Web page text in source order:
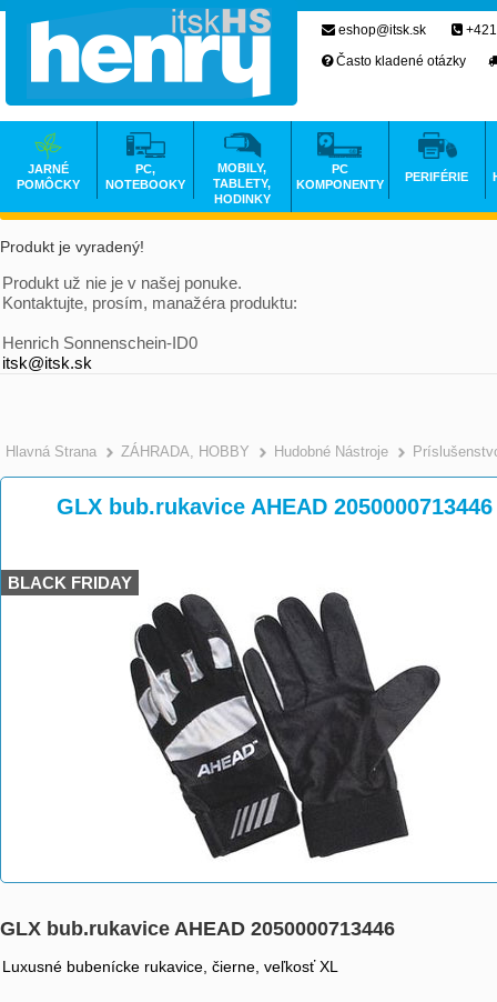
Produkt je vyradený!
Produkt už nie je v našej ponuke.
Kontaktujte, prosím, manažéra produktu:
Henrich Sonnenschein-ID0
itsk@itsk.sk
Hlavná Strana >
ZÁHRADA, HOBBY >
Hudobné Nástroje
GLX bub.rukavice AHEAD 2050000713446
BLACK FRIDAY
GLX bub.rukavice AHEAD 2050000713446
Luxusné bubenícke rukavice, čierne, veľkosť XL
eshop@itsk.sk
Často kladené otázky
JARNÉ
POMÔCKY
PC,
NOTEBOOKY
MOBILY,
TABLETY,
HODINKY
PC
KOMPONENTY
PERIFÉRIE